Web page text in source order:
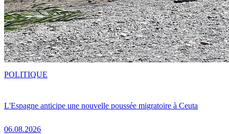
L'Espagne anticipe une nouvelle poussée migratoire à Ceuta
06.08.2026
POLITIQUE